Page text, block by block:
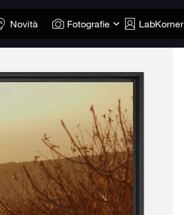
Novità Fotografie LabKorner